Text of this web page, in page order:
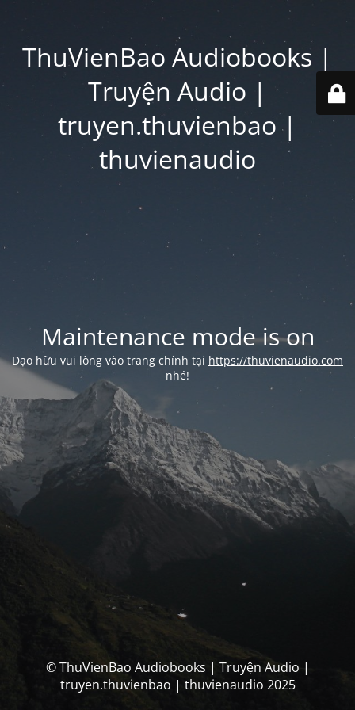
ThuVienBao Audiobooks |
Truyện Audio |
truyen.thuvienbao |
thuvienaudio
Maintenance mode is on
Đạo hữu vui lòng vào trang chính tại https://thuvienaudio.com
nhé!
© ThuVienBao Audiobooks | Truyện Audio |
truyen.thuvienbao | thuvienaudio 2025